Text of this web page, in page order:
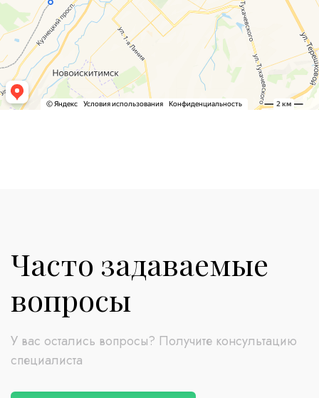
Часто задаваемые
вопросы
У вас остались вопросы? Получите консультацию
специалиста